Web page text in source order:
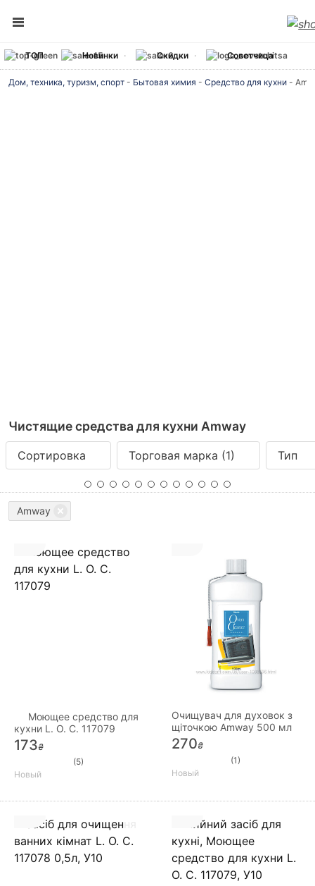
ТОП Новинки Скидки Советчица
Дом, техника, туризм, спорт - Бытовая химия - Средство для кухни -
Чистящие средства для кухни Amway
Сортировка Торговая марка (1) Тип
Amway
Моющее средство для
кухни L. O. C. 117079
173₴
(5)
Новый
Очищувач для духовок з
щіточкою Amway 500 мл
270₴
(1)
Новый